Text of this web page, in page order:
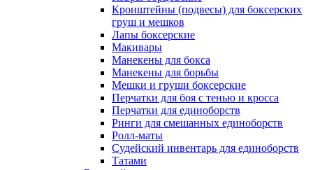
Кронштейны (подвесы) для боксерских
груш и мешков
Лапы боксерские
Макивары
Манекены для бокса
Манекены для борьбы
Мешки и груши боксерские
Перчатки для боя с тенью и кросса
Перчатки для единоборств
Ринги для смешанных единоборств
Ролл-маты
Судейский инвентарь для единоборств
Татами